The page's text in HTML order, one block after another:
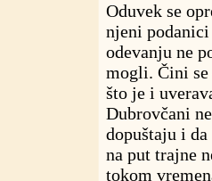
Oduvek se
njeni podanici
odevanju ne
mogli. Čini se
što je i
Dubrovčani
dopuštaju i
na put trajne
tokom